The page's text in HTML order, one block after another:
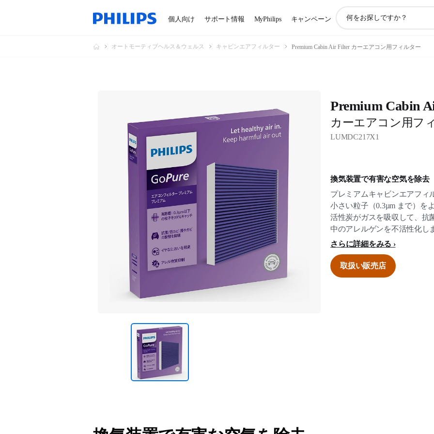
個人向け サポート情報 MyPhilips キャンペーン
ン
索
オートモーティブヘルス＆ウェルス キャビンエアフィルター Premium Cabin Air Filter カーエアコン用フィルター
Premium Cabin
カーエアコン用フ
LUMDC217X1
換気装置で有害な空気を除去
プレミアムキャビンエアフィ
小さい粒子（0.3µm まで）を
活性炭がガスを吸収して、抗
中のアレルゲンを不活性化し
さらに詳細をみる
取扱い販売店